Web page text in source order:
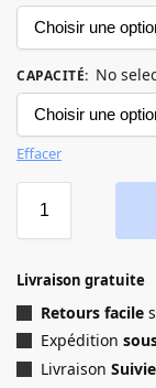
CAPACITÉ: No
Effacer
Livraison gratuite
Retours facile
Expédition
Livraison